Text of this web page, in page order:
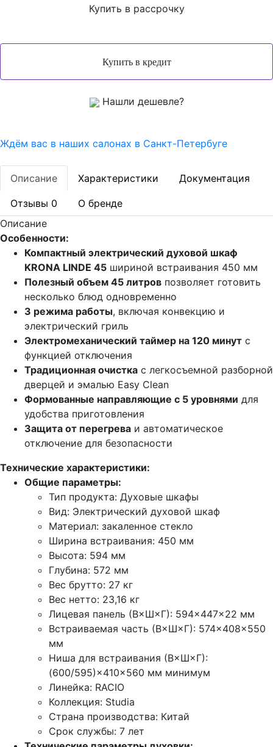
Купить в рассрочку
Нашли дешевле?
Ждём вас в наших салонах в Санкт-Петербуге
Описание Характеристики Документация
Отзывы 0
О бренде
Описание
Особенности:
Компактный электрический духовой шкаф
KRONA LINDE 45 шириной встраивания 450 мм
Полезный объем 45 литров позволяет готовить
несколько блюд одновременно
3 режима работы, включая конвекцию и
электрический гриль
Электромеханический таймер на 120 минут с
функцией отключения
Традиционная очистка с легкосъемной разборной
дверцей и эмалью Easy Clean
Формованные направляющие с 5 уровнями для
удобства приготовления
Защита от перегрева и автоматическое
отключение для безопасности
Технические характеристики:
Общие параметры:
Тип продукта: Духовые шкафы
Вид: Электрический духовой шкаф
Материал: закаленное стекло
Ширина встраивания: 450 мм
Высота: 594 мм
Глубина: 572 мм
Вес брутто: 27 кг
Вес нетто: 23,16 кг
Лицевая панель (В×Ш×Г): 594×447×22 мм
Встраиваемая часть (В×Ш×Г): 574×408×550
мм
Ниша для встраивания (В×Ш×Г):
(600/595)×410×560 мм минимум
Линейка: RACIO
Коллекция: Studia
Страна производства: Китай
Срок службы: 7 лет